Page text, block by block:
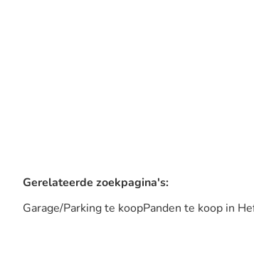
Gerelateerde zoekpagina's:
Garage/Parking te koopPanden te koop in